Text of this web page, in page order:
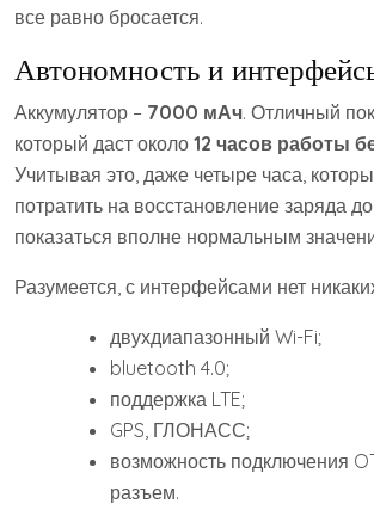
все равно бросается.
Автономность и
Аккумулятор – 7000 мАч. Отличный
который даст около 12 часов работы
Учитывая это, даже четыре часа,
потратить на восстановление заряда
показаться вполне нормальным
Разумеется, с интерфейсами нет
двухдиапазонный Wi-Fi;
bluetooth 4.0;
поддержка LTE;
GPS, ГЛОНАСС;
возможность подключения
разъем.